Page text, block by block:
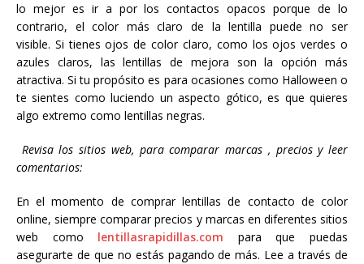
lo mejor es ir a por los contactos opacos porque de lo
contrario, el color más claro de la lentilla puede no ser
visible. Si tienes ojos de color claro, como los ojos verdes o
azules claros, las lentillas de mejora son la opción más
atractiva. Si tu propósito es para ocasiones como Halloween o
te sientes como luciendo un aspecto gótico, es que quieres
algo extremo como lentillas negras.
Revisa los sitios web, para comparar marcas , precios y leer
comentarios:
En el momento de comprar lentillas de contacto de color
online, siempre comparar precios y marcas en diferentes sitios
web como lentillasrapidillas.com para que puedas
asegurarte de que no estás pagando de más. Lee a través de